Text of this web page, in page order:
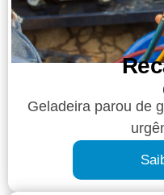
Geladeira parou de